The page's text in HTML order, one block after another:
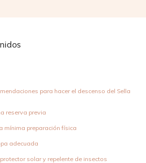
para hacer el descenso del Sella
reserva previa
mínima preparación física
adecuada
solar y repelente de insectos